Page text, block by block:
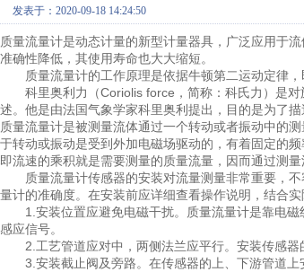
发表于：2020-09-18 14:24:50
质量流量计是动态计量的新型计量器具，广泛应用于
准确性降低，其使用寿命也大大缩短。
质量流量计的工作原理是依据牛顿第二运动定律，
科里奥利力（Coriolis force，简称：科氏力）是对
述。他是由法国气象学家科里奥利提出，目的是为了描
质量流量计是被测量流体通过一个转动或者振动中的
于转动或振动是受到外加电磁场驱动的，有着固定的
即流速的乘积就是需要测量的质量流量，因而通过测
质量流量计传感器的安装对流量测量非常重要，不
量计的准确度。在安装前应详细查看操作说明，结合实
1.安装位置应避免电磁干扰。质量流量计是靠电磁
感应信号。
2.工艺管道应对中，两侧法兰应平行。安装传感器
3.安装截止阀及旁路。在传感器的上、下游管道上